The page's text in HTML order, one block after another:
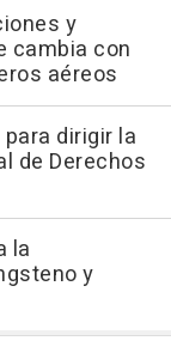
y
cambia con
aéreos
dirigir la
de Derechos
la
y